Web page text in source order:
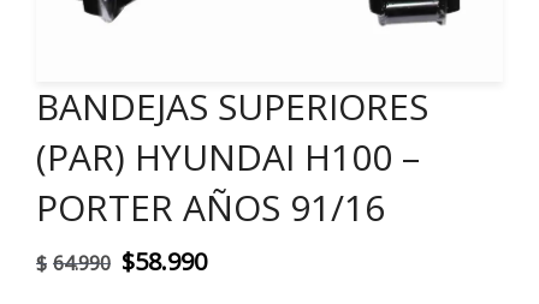
BANDEJAS SUPERIORES
(PAR) HYUNDAI H100 –
PORTER AÑOS 91/16
$ 64.990 El
$58.990El